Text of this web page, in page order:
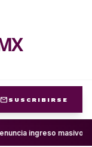
mail SUSCRIBIRSE
ingreso masivo